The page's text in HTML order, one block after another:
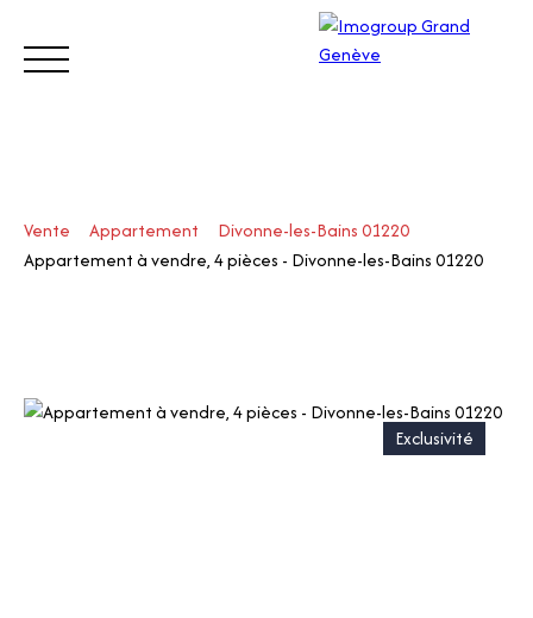
Visite
Vente Appartement
Divonne-les-Bains 01220
Appartement à vendre, 4 pièces - Divonne-les-Bains 01220
Exclusivité